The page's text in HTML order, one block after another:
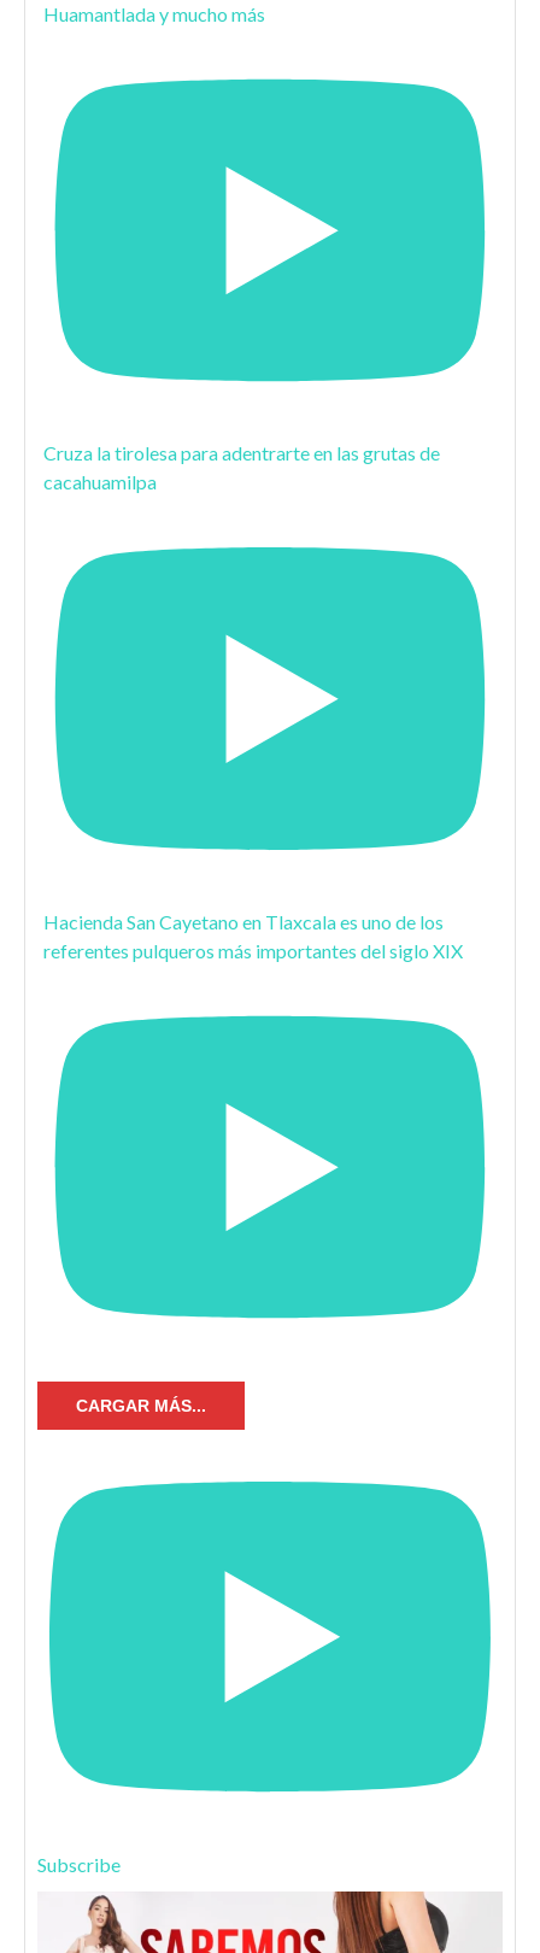
Huamantlada y mucho más
Cruza la tirolesa para adentrarte en las grutas de
cacahuamilpa
Hacienda San Cayetano en Tlaxcala es uno de los
referentes pulqueros más importantes del siglo XIX
CARGAR MÁS...
Subscribe